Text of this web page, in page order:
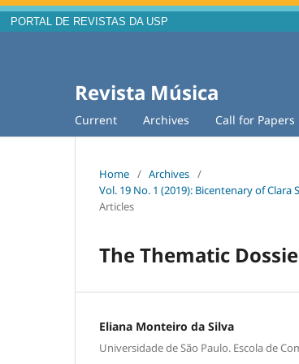
PORTAL DE REVISTAS DA USP
Revista Música
Current Archives Call for Papers
Home / Archives /
Vol. 19 No. 1 (2019): Bicentenary of
Articles
The Thematic
Eliana Monteiro da Silva
Universidade de São Paulo. Escola de